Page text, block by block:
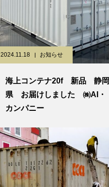
2024.11.18 お知らせ
海上コンテナ20f 新品 静岡
県 お届けしました ㈱AI・
カンパニー